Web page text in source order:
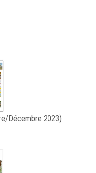
Décembre 2023)